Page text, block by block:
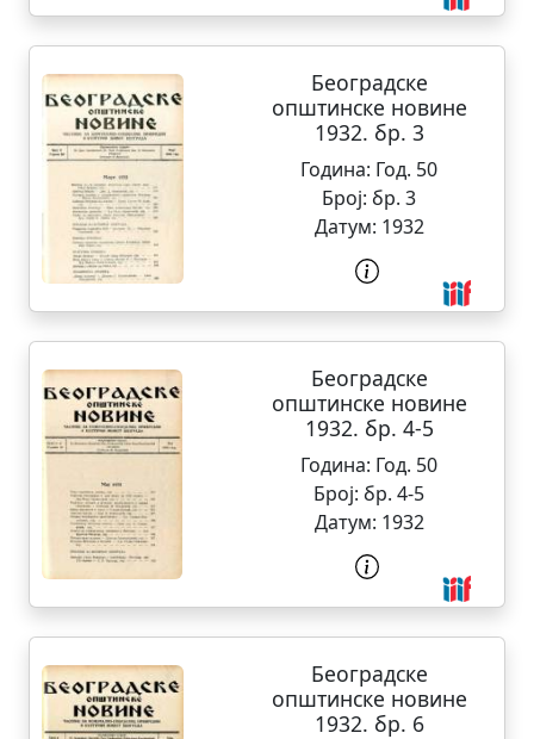
Београдске
општинске новине
1932. бр. 3
Година: Год. 50
Број: бр. 3
Датум: 1932
Београдске
општинске новине
1932. бр. 4-5
Година: Год. 50
Број: бр. 4-5
Датум: 1932
Београдске
општинске новине
1932. бр. 6